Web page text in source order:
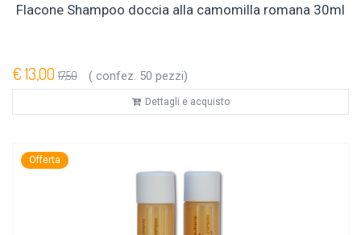
Flacone Shampoo doccia alla camomilla romana 30ml
€ 13,00 17,50 ( confez. 50 pezzi)
Dettagli e acquisto
Offerta